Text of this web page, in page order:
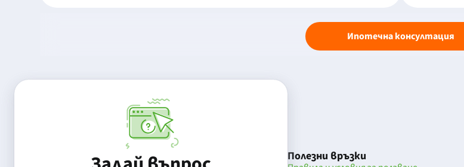
Ипотечна консултация
Полезни връзки